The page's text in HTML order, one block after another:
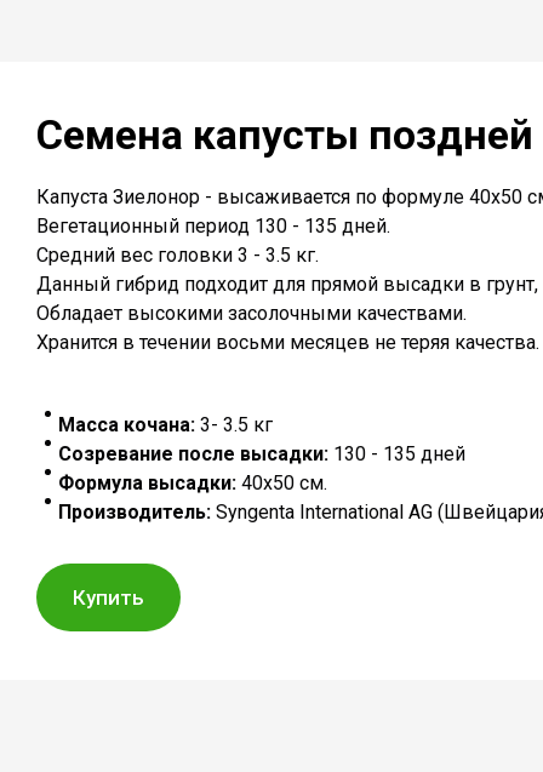
Семена капусты
Капуста Зиелонор - высаживается по формуле 40х50
Вегетационный период 130 - 135 дней.
Средний вес головки 3 - 3.5 кг.
Данный гибрид подходит для прямой высадки в
Обладает высокими засолочными качествами.
Хранится в течении восьми месяцев не теряя качества.
Масса кочана: 3- 3.5 кг
Созревание после высадки: 130 - 135 дней
Формула высадки: 40х50 см.
Производитель: Syngenta International AG
Купить